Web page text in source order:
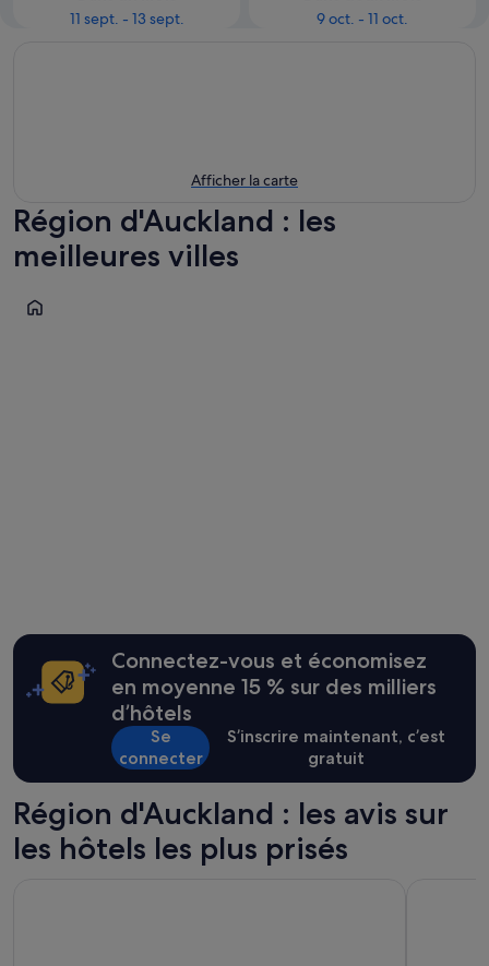
11 sept. - 13 sept.
9 oct. - 11 oct.
Afficher la carte
Région d'Auckland : les
meilleures villes
Auckland
Connectez-vous et économisez
en moyenne 15 % sur des milliers
d’hôtels
Se
connecter
S’inscrire maintenant, c’est
gratuit
Région d'Auckland : les avis sur
les hôtels les plus prisés